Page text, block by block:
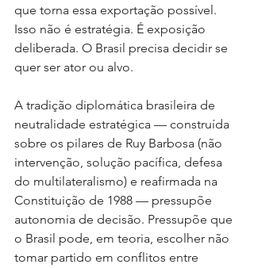
que torna essa exportação possível.
Isso não é estratégia. É exposição
deliberada. O Brasil precisa decidir se
quer ser ator ou alvo.
A tradição diplomática brasileira de
neutralidade estratégica — construída
sobre os pilares de Ruy Barbosa (não
intervenção, solução pacífica, defesa
do multilateralismo) e reafirmada na
Constituição de 1988 — pressupõe
autonomia de decisão. Pressupõe que
o Brasil pode, em teoria, escolher não
tomar partido em conflitos entre